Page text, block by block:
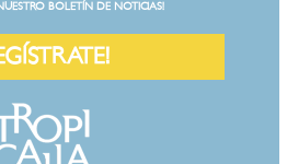
BOLETÍN DE NOTICIAS!